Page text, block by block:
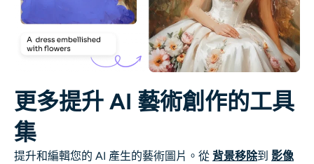
更多提升 AI 藝術創作的工具
集
提升和編輯您的 AI 產生的藝術圖片。從 背景移除到 影像